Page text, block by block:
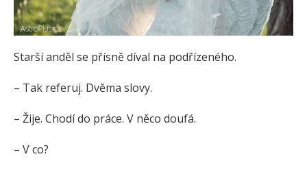
Starší anděl se přísně díval na podřízeného.
– Tak referuj. Dvěma slovy.
– Žije. Chodí do práce. V něco doufá.
– V co?